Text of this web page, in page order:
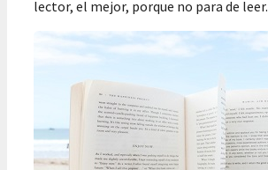
lector, el mejor, porque no para de leer.